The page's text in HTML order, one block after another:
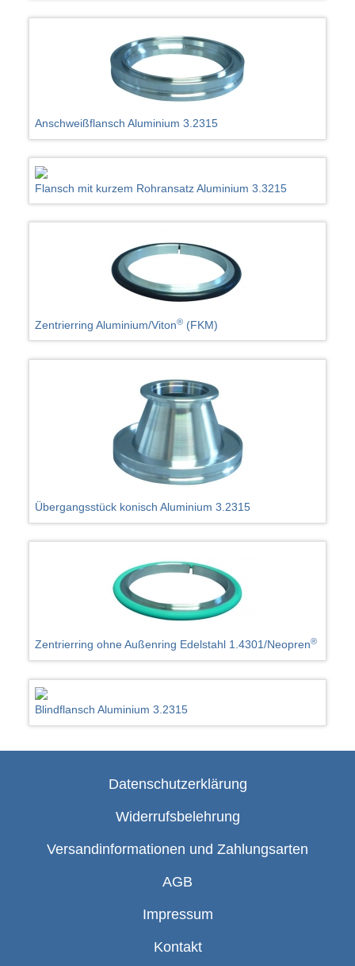
Anschweißflansch Aluminium 3.2315
Flansch mit kurzem Rohransatz Aluminium 3.3215
Zentrierring Aluminium/Viton® (FKM)
Übergangsstück konisch Aluminium 3.2315
Zentrierring ohne Außenring Edelstahl 1.4301/Neopren®
Blindflansch Aluminium 3.2315
Datenschutzerklärung
Widerrufsbelehrung
Versandinformationen und Zahlungsarten
AGB
Impressum
Kontakt